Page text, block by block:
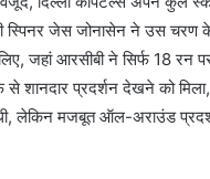
स्पिनर जेस जोनासेन ने उस चरण के
जहां आरसीबी ने सिर्फ 18 रन
शानदार प्रदर्शन देखने को
थी, लेकिन मजबूत ऑल-अराउंड